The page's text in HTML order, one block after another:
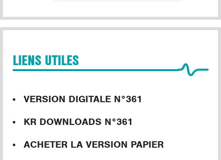
LIENS UTILES
VERSION DIGITALE N°361
KR DOWNLOADS N°361
ACHETER LA VERSION PAPIER